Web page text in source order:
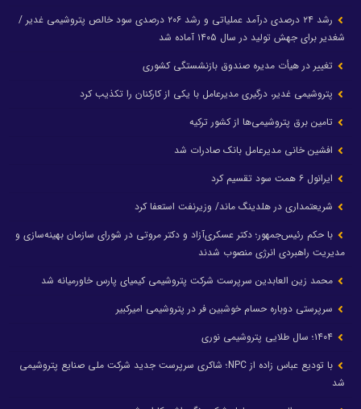
رشد ۲۴ درصدی درآمد عملیاتی و رشد ۲۰۶ درصدی سود خالص پتروشیمی غدیر /
شغدیر برای جهش تولید در سال ۱۴۰۵ آماده شد
تغییر در هیأت مدیره صندوق بازنشستگی کشوری
پتروشیمی غدیر، درگیری مدیرعامل با یکی از کارکنان را تکذیب کرد
تامین برق پتروشیمی‌ها از کشور ترکیه
افشین خانی مدیرعامل بانک صادرات شد
ایرانول ۶ همت سود تقسیم کرد
شریعتمداری در هلدینگ ماند/ وزیرنفت استعفا کرد
با حکم رئیس‌جمهور؛ دکتر عسکری‌آزاد و دکتر مروتی در شورای سازمان بهینه‌سازی و
مدیریت راهبردی انرژی منصوب شدند
محمد زین العابدین سرپرست شرکت پتروشیمی کیمیای پارس خاورمیانه شد
سرپرستی دوباره حسام خوشبین فر در پتروشیمی امیرکبیر
با تودیع عباس زاده از NPC؛ شاکری سرپرست جدید شرکت ملی صنایع پتروشیمی
شد